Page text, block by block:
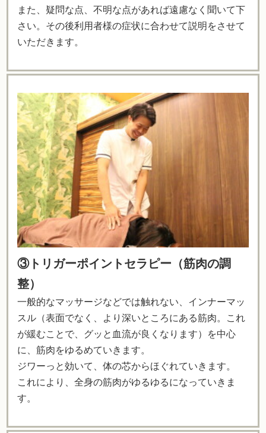
また、疑問な点、不明な点があれば遠慮なく聞いて下
さい。その後利用者様の症状に合わせて説明をさせて
いただきます。
③トリガーポイントセラピー（筋肉の調
整）
一般的なマッサージなどでは触れない、インナーマッ
スル（表面でなく、より深いところにある筋肉。これ
が緩むことで、グッと血流が良くなります）を中心
に、筋肉をゆるめていきます。
ジワーっと効いて、体の芯からほぐれていきます。
これにより、全身の筋肉がゆるゆるになっていきま
す。